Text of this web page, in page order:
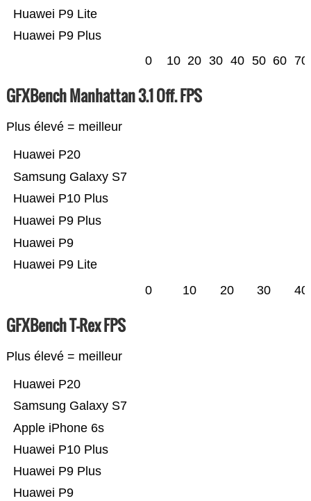
Huawei P9 Plus
Huawei P9 Lite
0 10 20 30 40 50 60 70
GFXBench Manhattan 3.1 Off. FPS
Plus élevé = meilleur
Huawei P9 Lite
Huawei P9
Huawei P9 Plus
Huawei P10 Plus
Samsung Galaxy S7
Huawei P20
0 10 20 30 40
GFXBench T-Rex FPS
Plus élevé = meilleur
Huawei P9
Huawei P9 Plus
Huawei P10 Plus
Apple iPhone 6s
Samsung Galaxy S7
Huawei P20